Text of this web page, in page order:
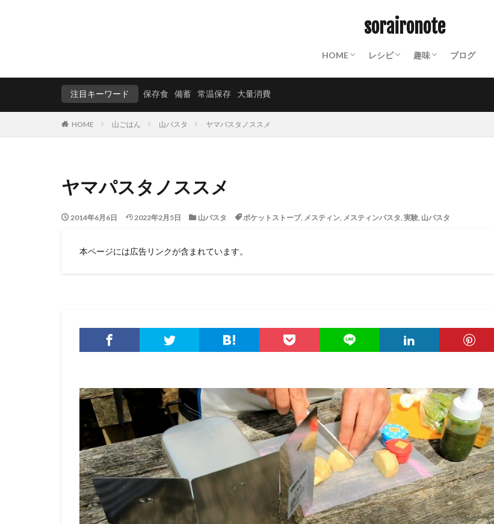
soraironote
HOME
ABOUT
終活ノート
備蓄ノート：常温保存食材リスト
防災ノート：防災グッズリスト
保存食カレンダー
動画撮影機材
山装備一覧
レシピ
保存食
パスタ
クスクス
ご飯もの
パン
おかず
スイーツ
麺類
飲み物
世界の料理
粉もの
調味料
インスタント
山ごはん
趣味
Mt.
沼津散策
お遍路
PHOTO
週末百姓生活
NOTES
ブログ
注目キーワード 保存食 備蓄 常温保存 大量消費
HOME 山ごはん 山パスタ ヤマパスタノススメ
ヤマパスタノススメ
2014年6月6日 2022年2月5日 山パスタ ポケットストーブ, メスティン, メスティンパスタ, 実験, 山パスタ
本ページには広告リンクが含まれています。